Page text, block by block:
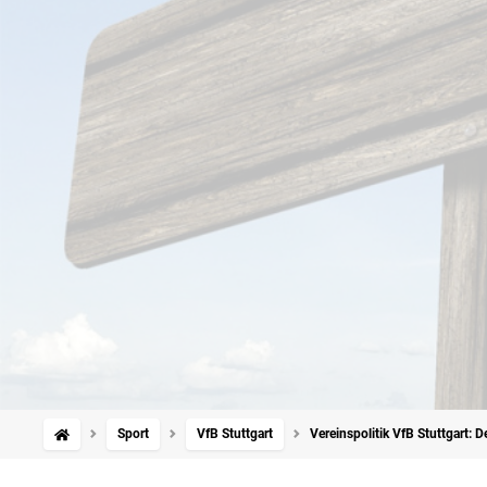
Sport VfB Stuttgart Vereinspolitik VfB Stuttgart: